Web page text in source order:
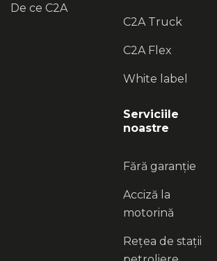
De ce C2A
C2A Truck
C2A Flex
White label
Serviciile
noastre
Fără garanție
Acciză la
motorină
Rețea de stații